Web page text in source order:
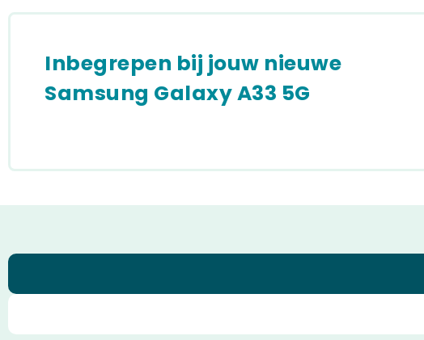
Inbegrepen bij jouw nieuwe
Samsung Galaxy A33 5G